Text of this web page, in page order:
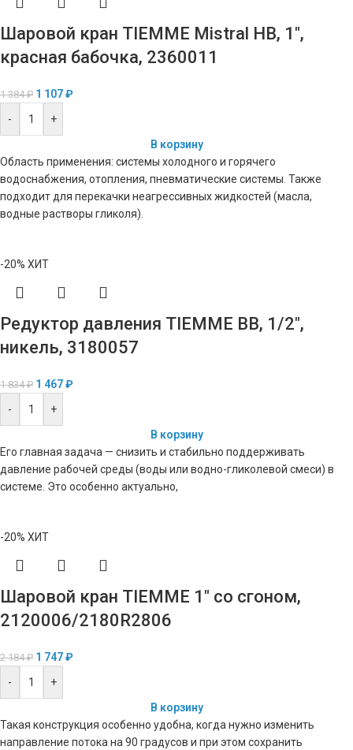
Шаровой кран TIEMME Mistral НВ, 1″,
красная бабочка, 2360011
1 384₽ 1 107₽
-
+
В корзину
Область применения: системы холодного и горячего
водоснабжения, отопления, пневматические системы. Также
подходит для перекачки неагрессивных жидкостей (масла,
водные растворы гликоля).
-20% ХИТ
Редуктор давления TIEMME ВВ, 1/2″,
никель, 3180057
1 834₽ 1 467₽
-
+
В корзину
Его главная задача — снизить и стабильно поддерживать
давление рабочей среды (воды или водно-гликолевой смеси) в
системе. Это особенно актуально,
-20% ХИТ
Шаровой кран TIEMME 1″ со сгоном,
2120006/2180R2806
2 184₽ 1 747₽
-
+
В корзину
Такая конструкция особенно удобна, когда нужно изменить
направление потока на 90 градусов и при этом сохранить